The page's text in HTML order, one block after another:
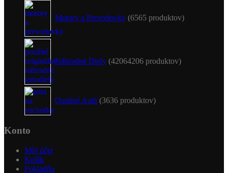
Motory a Prevodovky 6565 produktov
Náhradné Diely 42064206 produktov
Osobné Autá 3636 produktov
Konto
Môj účet
Košík
Pokladňa